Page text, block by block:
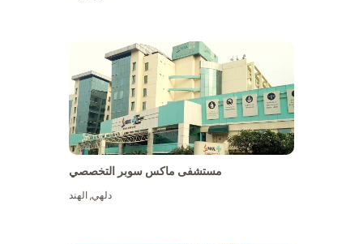
مستشفى ماكس سوبر التخصصي
دلهي,الهند